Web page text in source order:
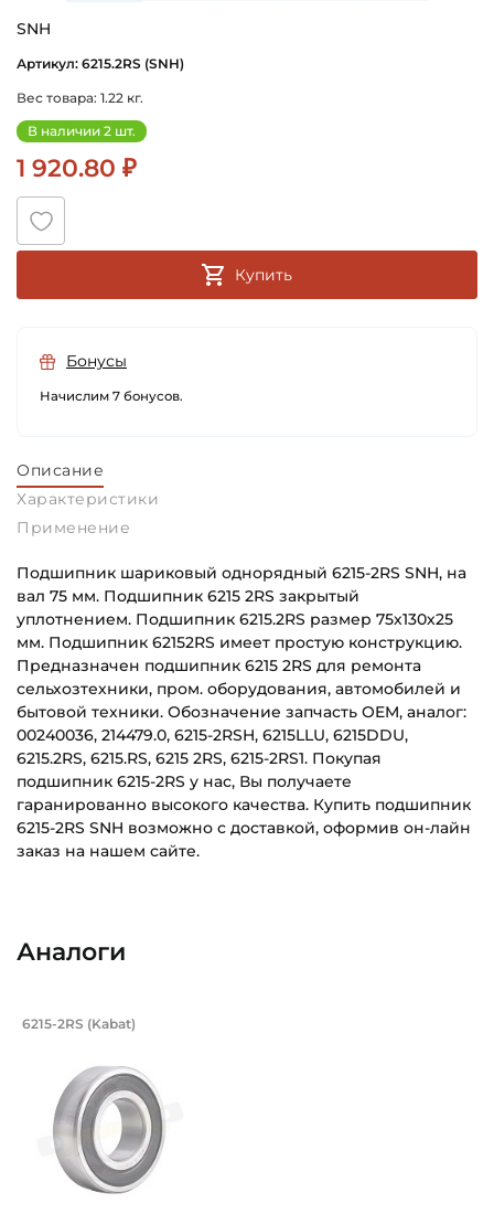
SNH
Артикул: 6215.2RS (SNH)
Вес товара: 1.22 кг.
В наличии 2 шт.
1 920.80 ₽
Купить
Бонусы
Начислим 7 бонусов.
Описание
Характеристики
Применение
Подшипник шариковый однорядный 6215-2RS SNH, на
вал 75 мм. Подшипник 6215 2RS закрытый
уплотнением. Подшипник 6215.2RS размер 75х130х25
мм. Подшипник 62152RS имеет простую конструкцию.
Предназначен подшипник 6215 2RS для ремонта
сельхозтехники, пром. оборудования, автомобилей и
бытовой техники. Обозначение запчасть OEM, аналог:
00240036, 214479.0, 6215-2RSH, 6215LLU, 6215DDU,
6215.2RS, 6215.RS, 6215 2RS, 6215-2RS1. Покупая
подшипник 6215-2RS у нас, Вы получаете
гаранированно высокого качества. Купить подшипник
6215-2RS SNH возможно с доставкой, оформив он-лайн
заказ на нашем сайте.
Наружный диаметр (D):
Ширина внутреннего кольца (B):
Ширина наружного кольца (С):
25 мм
Тип посадочного отверстия на вал:
Категория:
Аналоги
Подшипник 75х130х25 мм,
6215-2RS (Kabat)